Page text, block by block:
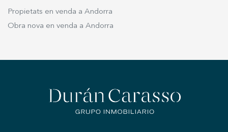
Propietats en venda a Andorra
Obra nova en venda a Andorra